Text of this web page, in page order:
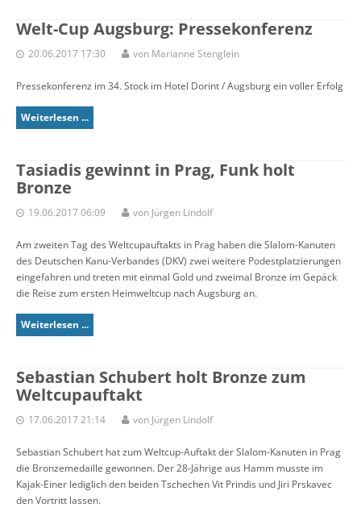
Welt-Cup Augsburg: Pressekonferenz
20.06.2017 17:30 von Marianne Stenglein
Pressekonferenz im 34. Stock im Hotel Dorint / Augsburg ein voller Erfolg
Weiterlesen ...
Tasiadis gewinnt in Prag, Funk holt
Bronze
19.06.2017 06:09 von Jürgen Lindolf
Am zweiten Tag des Weltcupauftakts in Prag haben die Slalom-Kanuten
des Deutschen Kanu-Verbandes (DKV) zwei weitere Podestplatzierungen
eingefahren und treten mit einmal Gold und zweimal Bronze im Gepäck
die Reise zum ersten Heimweltcup nach Augsburg an.
Weiterlesen ...
Sebastian Schubert holt Bronze zum
Weltcupauftakt
17.06.2017 21:14 von Jürgen Lindolf
Sebastian Schubert hat zum Weltcup-Auftakt der Slalom-Kanuten in Prag
die Bronzemedaille gewonnen. Der 28-Jährige aus Hamm musste im
Kajak-Einer lediglich den beiden Tschechen Vit Prindis und Jiri Prskavec
den Vortritt lassen.